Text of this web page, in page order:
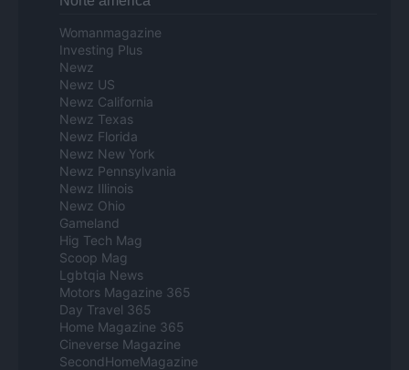
Womanmagazine
Investing Plus
Newz
Newz US
Newz California
Newz Texas
Newz Florida
Newz New York
Newz Pennsylvania
Newz Illinois
Newz Ohio
Gameland
Hig Tech Mag
Scoop Mag
Lgbtqia News
Motors Magazine 365
Day Travel 365
Home Magazine 365
Cineverse Magazine
SecondHomeMagazine